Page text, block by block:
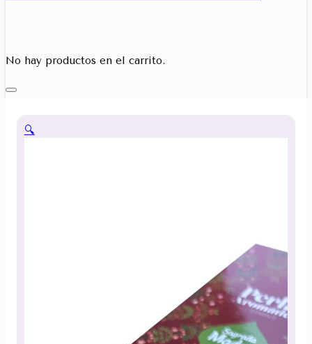
No hay productos en el carrito.
🔍